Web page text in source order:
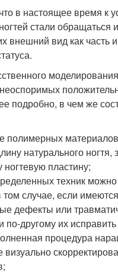
в настоящее время к
стали обращаться
внешний вид как часть
подробно, в чем же
полимерных
натурального ногтя,
ногтевую пластину;
техник можно
случае, если
дефекты или
по-другому их
процедура
визуально